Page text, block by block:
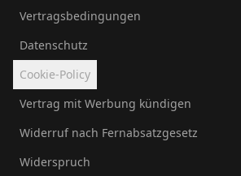
Vertragsbedingungen
Datenschutz
Cookie-Policy
Vertrag mit Werbung kündigen
Widerruf nach Fernabsatzgesetz
Widerspruch